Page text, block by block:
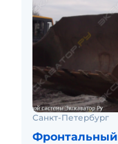
Санкт-Петербург
Фронтальный